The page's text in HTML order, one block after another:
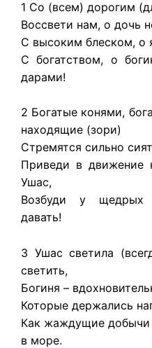
1 Со (всем) дорогим
Воссвети нам, о дочь
С высоким блеском, о
С богатством, о
дарами!
2 Богатые конями,
находящие (зори)
Стремятся сильно
Приведи в движение
Ушас,
Возбуди у щедрых
давать!
3 Ушас светила
светить,
Богиня –
Которые держались
Как жаждущие
в море.